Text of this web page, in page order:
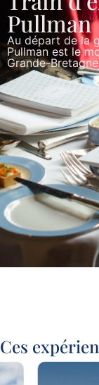
Pullman
Au départ de la
Pullman est le
Grande-
Ces